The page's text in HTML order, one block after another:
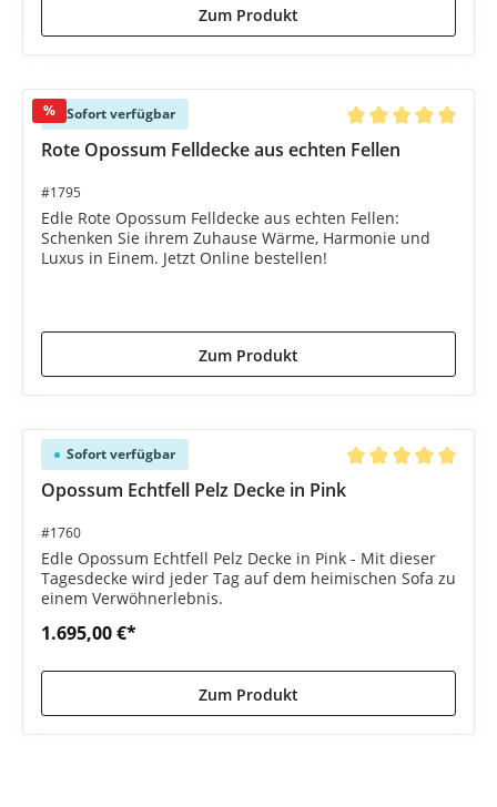
Zum Produkt
% Sofort verfügbar
Durchschnittliche
Rote Opossum Felldecke aus echten Fellen
#1795
Edle Rote Opossum Felldecke aus echten Fellen:
Schenken Sie ihrem Zuhause Wärme, Harmonie und
Luxus in Einem. Jetzt Online bestellen!
Zum Produkt
Sofort verfügbar
Opossum Echtfell Pelz Decke in Pink
#1760
Edle Opossum Echtfell Pelz Decke in Pink - Mit dieser
Tagesdecke wird jeder Tag auf dem heimischen Sofa zu
einem Verwöhnerlebnis.
1.695,00 €*
Zum Produkt